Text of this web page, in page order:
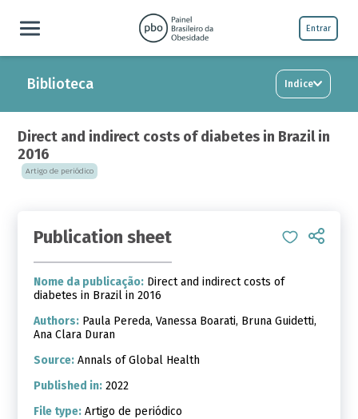
Entrar
Biblioteca Indice
Direct and indirect costs of diabetes in Brazil in
2016
Artigo de periódico
Publication sheet
Nome da publicação: Direct and indirect costs of
diabetes in Brazil in 2016
Authors: Paula Pereda, Vanessa Boarati, Bruna Guidetti,
Ana Clara Duran
Source: Annals of Global Health
Published in: 2022
File type: Artigo de periódico